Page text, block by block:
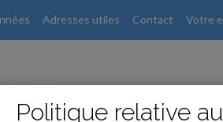
Adresses utiles Contact Votre
Politique relative